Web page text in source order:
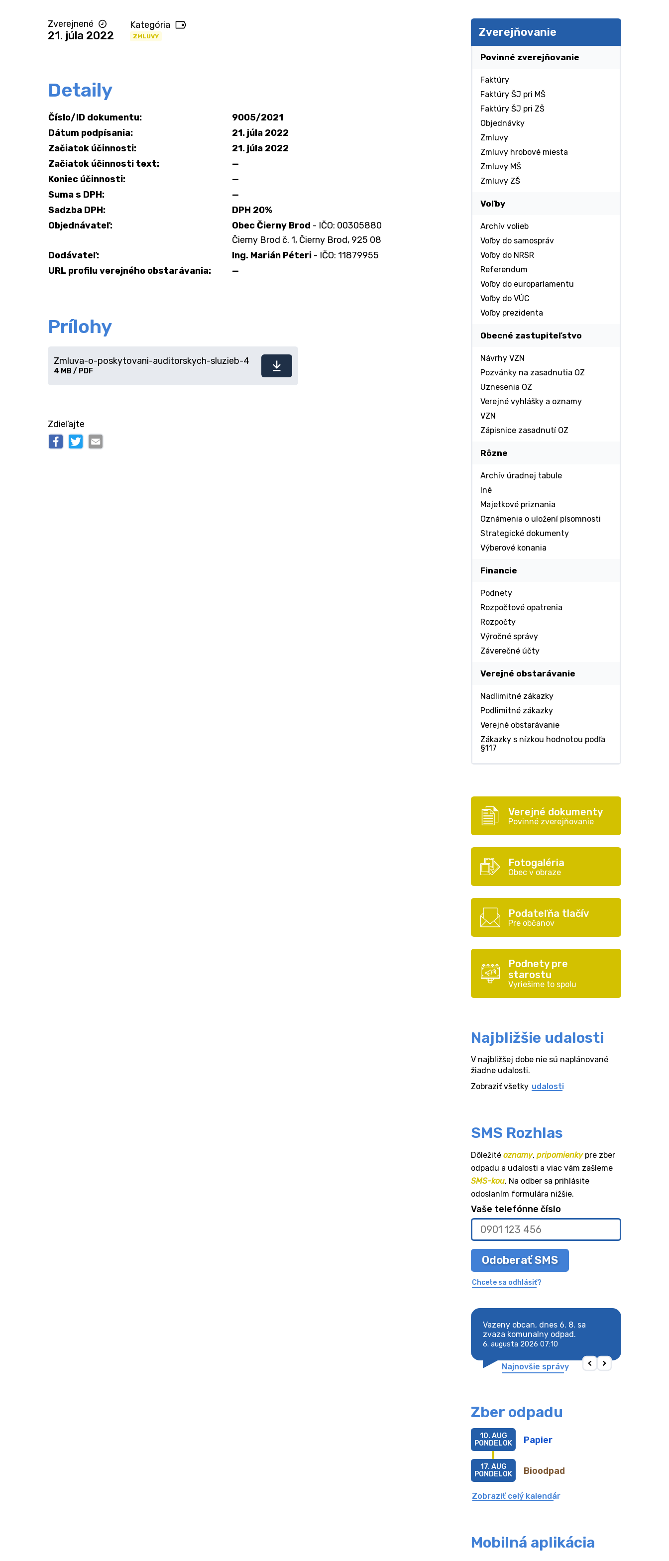
Zverejnené
21. júla 2022
Kategória
ZMLUVY
Detaily
Číslo/ID dokumentu:
9005/2021
Dátum podpísania:
21. júla 2022
Začiatok účinnosti:
21. júla 2022
Začiatok účinnosti text:
—
Koniec účinnosti:
—
Suma s DPH:
—
Sadzba DPH:
DPH 20%
Objednávateľ:
Obec Čierny Brod - IČO: 00305880
Čierny Brod č. 1, Čierny Brod, 925 08
Dodávateľ:
Ing. Marián Péteri - IČO: 11879955
URL profilu verejného obstarávania:
—
Prílohy
Stiahnuť
Zmluva-o-poskytovani-auditorskych-sluzieb-4
4 MB / PDF
Zdieľajte
Zverejňovanie
Povinné zverejňovanie
Faktúry
Faktúry ŠJ pri MŠ
Faktúry ŠJ pri ZŠ
Objednávky
Zmluvy
Zmluvy hrobové miesta
Zmluvy MŠ
Zmluvy ZŠ
Voľby
Archív volieb
Voľby do samospráv
Voľby do NRSR
Referendum
Voľby do europarlamentu
Voľby do VÚC
Voľby prezidenta
Obecné zastupiteľstvo
Návrhy VZN
Pozvánky na zasadnutia OZ
Uznesenia OZ
Verejné vyhlášky a oznamy
VZN
Zápisnice zasadnutí OZ
Rôzne
Archív úradnej tabule
Iné
Majetkové priznania
Oznámenia o uložení písomnosti
Strategické dokumenty
Výberové konania
Financie
Podnety
Rozpočtové opatrenia
Rozpočty
Výročné správy
Záverečné účty
Verejné obstarávanie
Nadlimitné zákazky
Podlimitné zákazky
Verejné obstarávanie
Zákazky s nízkou hodnotou podľa
§117
Verejné dokumenty
Povinné zverejňovanie
Fotogaléria
Obec v obraze
Podateľňa tlačív
Pre občanov
Podnety pre
starostu
Vyriešime to spolu
Najbližšie udalosti
V najbližšej dobe nie sú naplánované
žiadne udalosti.
Zobraziť všetky udalosti
SMS Rozhlas
Dôležité oznamy, pripomienkypre zber
odpadu a udalosti a viac vám zašleme
SMS-kou. Na odber sa prihlásite
odoslaním formulára nižšie.
Vaše telefónne číslo
Odoberať SMS
Chcete sa odhlásiť?
Vazeny obcan, dnes 6. 8. sa
zvaza komunalny odpad.
6. augusta 2026 07:10
Najnovšie správy
Zber odpadu
Papier
10. AUG
PONDELOK
Bioodpad
17. AUG
PONDELOK
Zobraziť celý kalendár
Mobilná aplikácia